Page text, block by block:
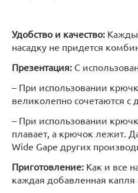
Удобство и качество:
насадку не придется
Презентация: С
– При использовании
великолепно сочетаются
– При использовании
плавает, а крючок лежит.
Wide Gape других
Приготовление: Как и все
каждая добавленная капля